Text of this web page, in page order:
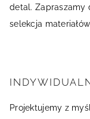
detal. Zapraszamy
selekcja
Projektujemy z